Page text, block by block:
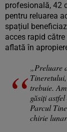
profesională, 42
pentru reluarea
spațiul
acces rapid
aflată în
„Preluare
trebuie.
găsiți
Parcul
chirie